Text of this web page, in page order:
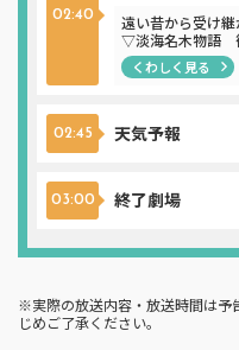
02:40
遠い昔から受け
▽淡海名木物語
くわしく見る
02:45 天気予報
03:00 終了劇場
※実際の放送内容・放送時間は予
じめご了承ください。